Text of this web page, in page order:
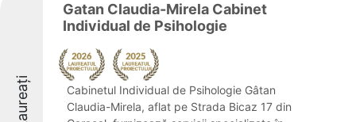
Laureați
Gatan Claudia-Mirela Cabinet
Individual de Psihologie
Cabinetul Individual de Psihologie Gâtan
Claudia-Mirela, aflat pe Strada Bicaz 17 din